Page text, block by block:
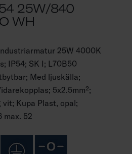
25W/840
WH
25W 4000K
IP54; SK I; L70B50
Med ljuskälla;
5x2.5mm²;
vit; Kupa Plast, opal;
max. 52